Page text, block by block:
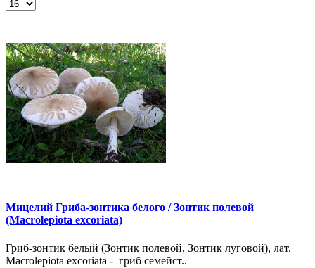
Мицелий Гриба-зонтика белого / Зонтик полевой
(Macrolepiota excoriata)
Гриб-зонтик белый (Зонтик полевой, Зонтик луговой), лат.
Macrolepiota excoriata - гриб семейст..